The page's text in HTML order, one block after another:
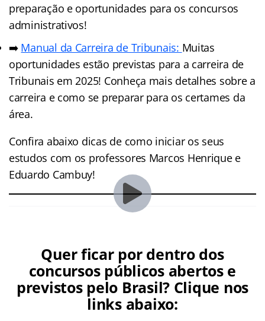
preparação e oportunidades para os concursos
administrativos!
➡️ Manual da Carreira de Tribunais: Muitas
oportunidades estão previstas para a carreira de
Tribunais em 2025! Conheça mais detalhes sobre a
carreira e como se preparar para os certames da
área.
Confira abaixo dicas de como iniciar os seus
estudos com os professores Marcos Henrique e
Eduardo Cambuy!
Quer ficar por dentro dos
concursos públicos abertos e
previstos pelo Brasil? Clique nos
links abaixo: